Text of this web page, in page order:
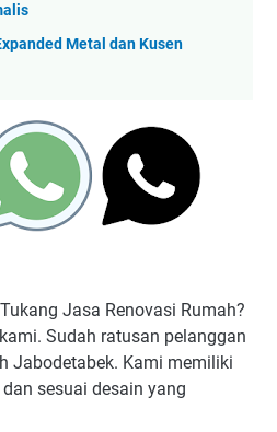
Metal dan Kusen
Jasa Renovasi Rumah?
Sudah ratusan pelanggan
Jabodetabek. Kami memiliki
sesuai desain yang